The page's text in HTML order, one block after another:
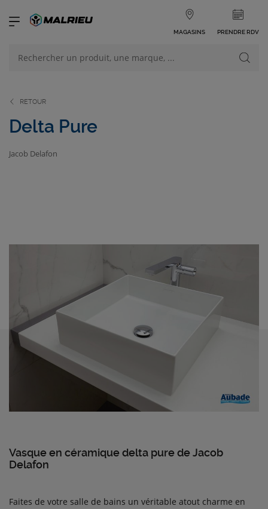
MAGASINS PRENDRE RDV
NOS PRODUITS
RETOUR
Delta Pure
Jacob Delafon
Vasque en céramique delta pure de Jacob
Delafon
Faites de votre salle de bains un véritable atout charme en